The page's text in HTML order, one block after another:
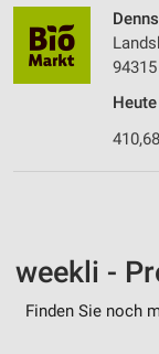
weekli -
Finden Sie noch